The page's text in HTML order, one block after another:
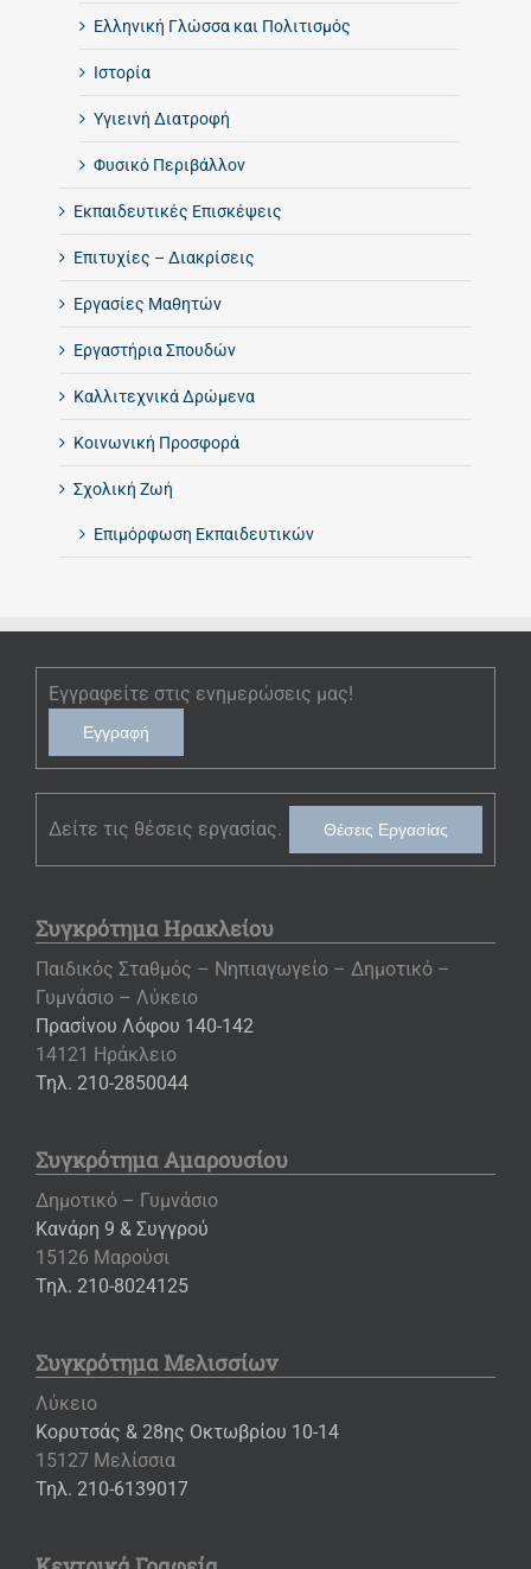
Ελληνική Γλώσσα και Πολιτισμός
Ιστορία
Υγιεινή Διατροφή
Φυσικό Περιβάλλον
Εκπαιδευτικές Επισκέψεις
Επιτυχίες – Διακρίσεις
Εργασίες Μαθητών
Εργαστήρια Σπουδών
Καλλιτεχνικά Δρώμενα
Κοινωνική Προσφορά
Σχολική Ζωή
Επιμόρφωση Εκπαιδευτικών
Εγγραφείτε στις ενημερώσεις μας!
Εγγραφή
Δείτε τις θέσεις εργασίας. Θέσεις Εργασίας
Συγκρότημα Ηρακλείου
Παιδικός Σταθμός – Νηπιαγωγείο – Δημοτικό –
Γυμνάσιο – Λύκειο
Πρασίνου Λόφου 140-142
14121 Ηράκλειο
Τηλ. 210-2850044
Συγκρότημα Αμαρουσίου
Δημοτικό – Γυμνάσιο
Κανάρη 9 & Συγγρού
15126 Μαρούσι
Τηλ. 210-8024125
Συγκρότημα Μελισσίων
Λύκειο
Κορυτσάς & 28ης Οκτωβρίου 10-14
15127 Μελίσσια
Τηλ. 210-6139017